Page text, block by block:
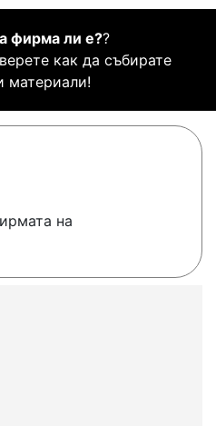
фирма ли е??
как да събирате
материали!
на